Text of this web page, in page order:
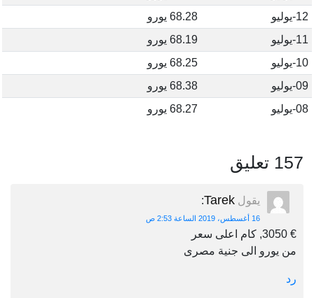
12-يوليو
68.28 يورو
11-يوليو
68.19 يورو
10-يوليو
68.25 يورو
09-يوليو
68.38 يورو
08-يوليو
68.27 يورو
157 تعليق
يقول Tarek
:
16 أغسطس، 2019 الساعة 2:53 ص
€ 3050, كام اعلى سعر
من يورو الى جنية مصرى
رد